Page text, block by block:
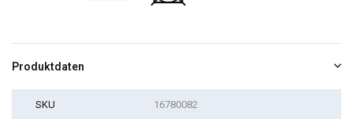
Produktdaten
SKU 16780082